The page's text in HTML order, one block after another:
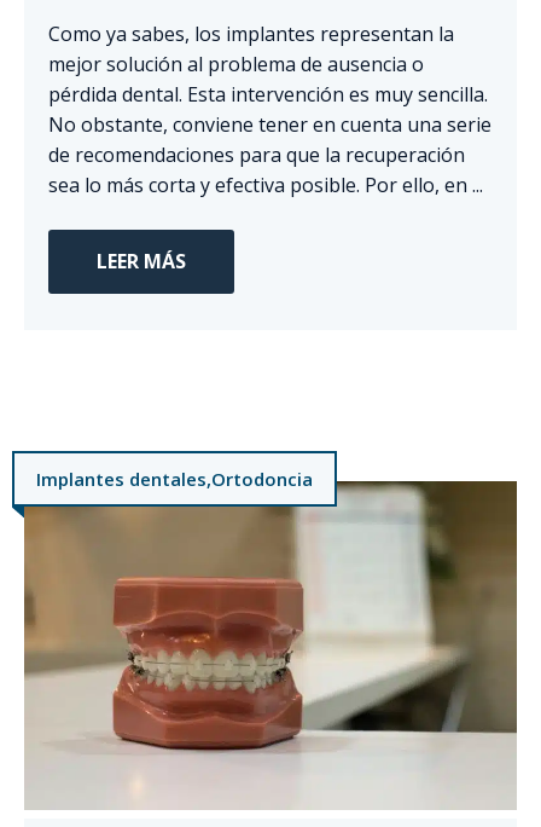
Como ya sabes, los implantes representan la
mejor solución al problema de ausencia o
pérdida dental. Esta intervención es muy sencilla.
No obstante, conviene tener en cuenta una serie
de recomendaciones para que la recuperación
sea lo más corta y efectiva posible. Por ello, en ...
LEER MÁS
Implantes dentales,Ortodoncia